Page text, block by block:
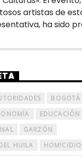
artistas de
ha sido
BOGOTÁ
EDUCACIÓN
GARZÓN
HUILA
HOMICIDIO